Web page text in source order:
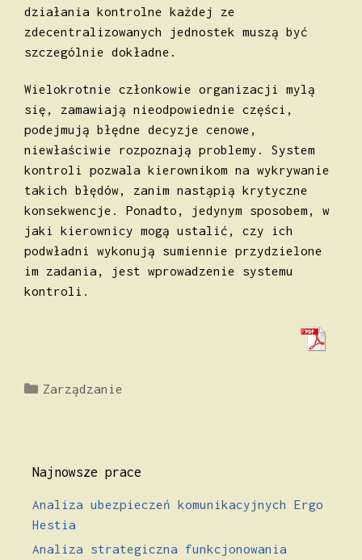
działania kontrolne każdej ze
zdecentralizowanych jednostek muszą być
szczególnie dokładne.
Wielokrotnie członkowie organizacji mylą
się, zamawiają nieodpowiednie części,
podejmują błędne decyzje cenowe,
niewłaściwie roz­poznają problemy. System
kontroli pozwala kierownikom na wykrywanie
takich błędów, zanim nastąpią krytyczne
konsekwencje. Ponadto, jedynym sposobem, w
jaki kierownicy mogą ustalić, czy ich
podwładni wykonują sumiennie przydzielone
im zadania, jest wprowadzenie systemu
kontroli.
Kategorie
Zarządzanie
Najnowsze prace
Analiza ubezpieczeń komunikacyjnych Ergo
Hestia
Analiza strategiczna funkcjonowania